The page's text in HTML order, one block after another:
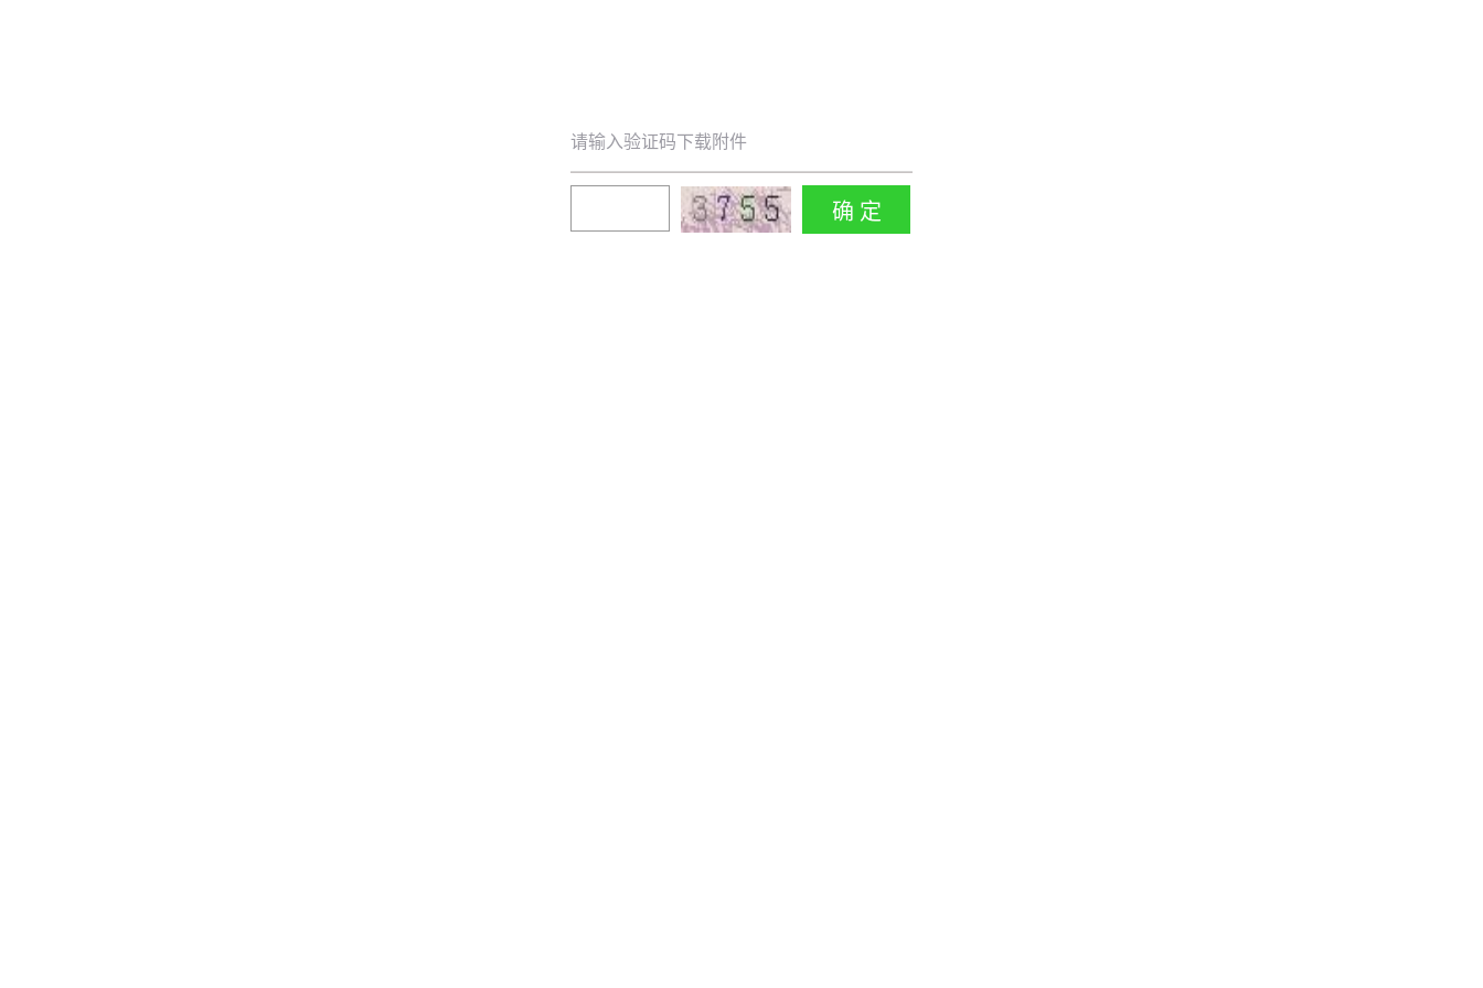
请输入验证码下载附件